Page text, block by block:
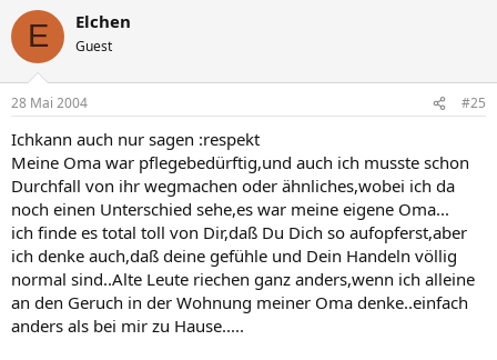
E Elchen
Guest
28 Mai 2004 #25
Ichkann auch nur sagen :respekt
Meine Oma war pflegebedürftig,und auch ich musste schon
Durchfall von ihr wegmachen oder ähnliches,wobei ich da
noch einen Unterschied sehe,es war meine eigene Oma...
ich finde es total toll von Dir,daß Du Dich so aufopferst,aber
ich denke auch,daß deine gefühle und Dein Handeln völlig
normal sind..Alte Leute riechen ganz anders,wenn ich alleine
an den Geruch in der Wohnung meiner Oma denke..einfach
anders als bei mir zu Hause.....